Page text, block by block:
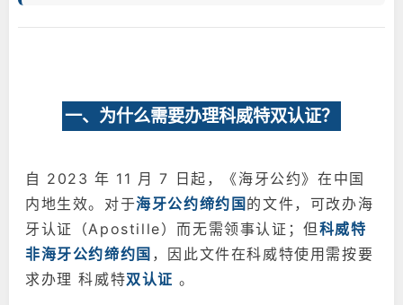
一、为什么需要办理科威特双认证？
自 2023 年 11 月 7 日起，《海牙公约》在中国
内地生效。对于海牙公约缔约国的文件，可改办海
牙认证（Apostille）而无需领事认证；但 科威特
非海牙公约缔约国 ，因此文件在科威特使用需按要
求办理 科威特双认证 。